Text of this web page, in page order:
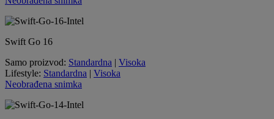
Swift Go 16
Samo proizvod: Standardna | Visoka
Lifestyle: Standardna | Visoka
Neobrađena snimka